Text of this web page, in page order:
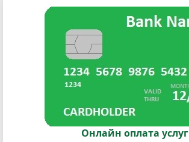
Онлайн оплата услуг